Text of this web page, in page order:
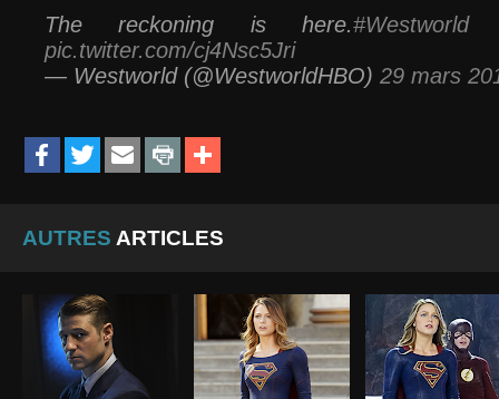
The reckoning is here.#Westworld
pic.twitter.com/cj4Nsc5Jri
— Westworld (@WestworldHBO) 29 mars
AUTRES ARTICLES